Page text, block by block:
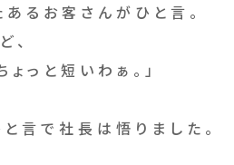
るお客さんがひと言。
、
っと短いわぁ。」
言で社長は悟りました。